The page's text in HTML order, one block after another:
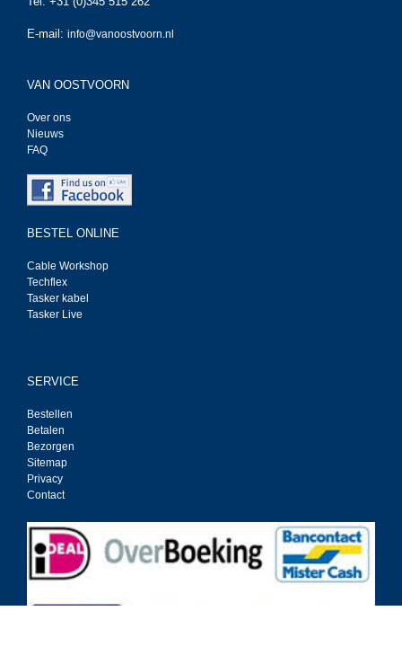
E-mail: info@vanoostvoorn.nl
VAN OOSTVOORN
Over ons
Nieuws
FAQ
BESTEL ONLINE
Cable Workshop
Techflex
Tasker kabel
Tasker Live
SERVICE
Bestellen
Betalen
Bezorgen
Sitemap
Privacy
Contact